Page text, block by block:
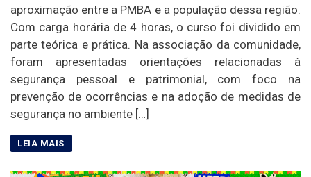
aproximação entre a PMBA e a população dessa região.
Com carga horária de 4 horas, o curso foi dividido em
parte teórica e prática. Na associação da comunidade,
foram apresentadas orientações relacionadas à
segurança pessoal e patrimonial, com foco na
prevenção de ocorrências e na adoção de medidas de
segurança no ambiente […]